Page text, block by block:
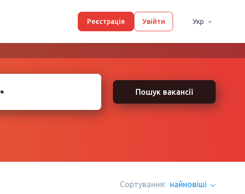
Реєстрація Увійти Укр
× Пошук вакансії
Сортування: найновіші